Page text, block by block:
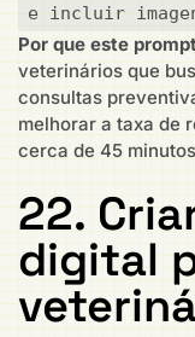
e incluir
Por que este
veterinários que
consultas
melhorar a taxa de
cerca de 45
22.
digital